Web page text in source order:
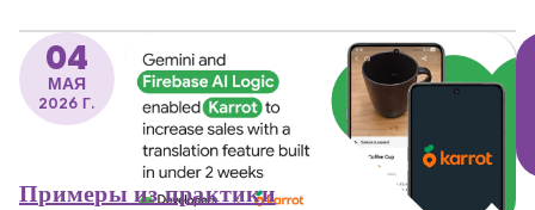
интеллектуальное и управляемое
пользователем приложение.
04
МАЯ
2026 Г.
Примеры из практики